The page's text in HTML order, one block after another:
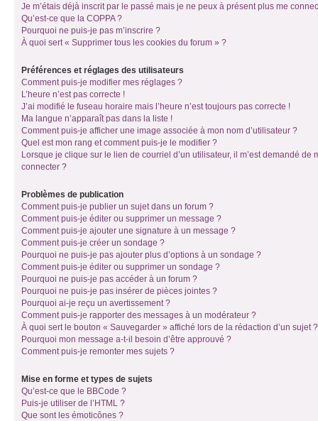
Je m’étais déjà inscrit par le passé mais je ne peux à présent plus me
Qu’est-ce que la COPPA ?
Pourquoi ne puis-je pas m’inscrire ?
À quoi sert « Supprimer tous les cookies du forum » ?
Préférences et réglages des utilisateurs
Comment puis-je modifier mes réglages ?
L’heure n’est pas correcte !
J’ai modifié le fuseau horaire mais l’heure n’est toujours pas correcte !
Ma langue n’apparaît pas dans la liste !
Comment puis-je afficher une image associée à mon nom d’utilisateur ?
Quel est mon rang et comment puis-je le modifier ?
Lorsque je clique sur le lien de courriel d’un utilisateur, il m’est demandé de
connecter ?
Problèmes de publication
Comment puis-je publier un sujet dans un forum ?
Comment puis-je éditer ou supprimer un message ?
Comment puis-je ajouter une signature à un message ?
Comment puis-je créer un sondage ?
Pourquoi ne puis-je pas ajouter plus d’options à un sondage ?
Comment puis-je éditer ou supprimer un sondage ?
Pourquoi ne puis-je pas accéder à un forum ?
Pourquoi ne puis-je pas insérer de pièces jointes ?
Pourquoi ai-je reçu un avertissement ?
Comment puis-je rapporter des messages à un modérateur ?
À quoi sert le bouton « Sauvegarder » affiché lors de la rédaction d’un sujet ?
Pourquoi mon message a-t-il besoin d’être approuvé ?
Comment puis-je remonter mes sujets ?
Mise en forme et types de sujets
Qu’est-ce que le BBCode ?
Puis-je utiliser de l’HTML ?
Que sont les émoticônes ?